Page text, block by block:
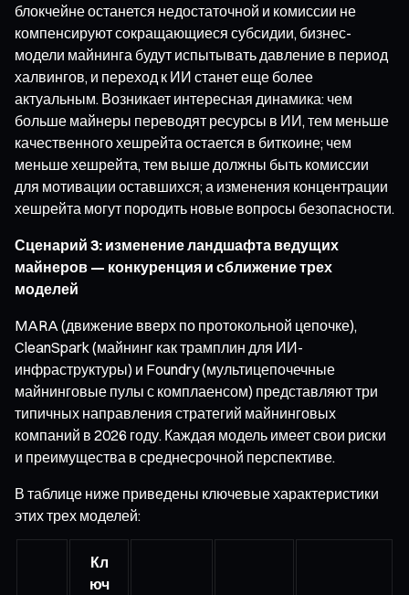
блокчейне останется недостаточной и комиссии не
компенсируют сокращающиеся субсидии, бизнес-
модели майнинга будут испытывать давление в период
халвингов, и переход к ИИ станет еще более
актуальным. Возникает интересная динамика: чем
больше майнеры переводят ресурсы в ИИ, тем меньше
качественного хешрейта остается в биткоине; чем
меньше хешрейта, тем выше должны быть комиссии
для мотивации оставшихся; а изменения концентрации
хешрейта могут породить новые вопросы безопасности.
Сценарий 3: изменение ландшафта ведущих
майнеров — конкуренция и сближение трех
моделей
MARA (движение вверх по протокольной цепочке),
CleanSpark (майнинг как трамплин для ИИ-
инфраструктуры) и Foundry (мультицепочечные
майнинговые пулы с комплаенсом) представляют три
типичных направления стратегий майнинговых
компаний в 2026 году. Каждая модель имеет свои риски
и преимущества в среднесрочной перспективе.
В таблице ниже приведены ключевые характеристики
этих трех моделей:
Кл
юч